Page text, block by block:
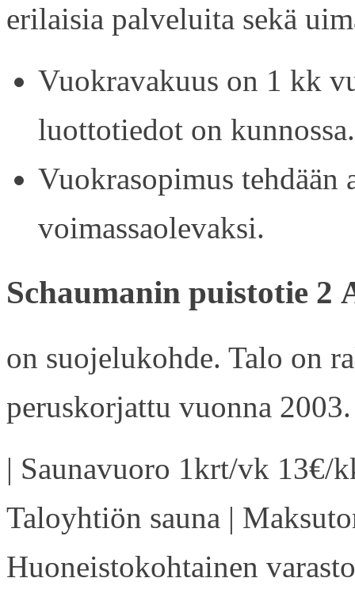
erilaisia palveluita sekä
Vuokravakuus on 1 kk
luottotiedot on kunnossa.
Vuokrasopimus tehdään
voimassaolevaksi.
Schaumanin puistotie 2
on suojelukohde. Talo on
peruskorjattu vuonna 2003.
| Saunavuoro 1krt/vk 13€/
Taloyhtiön sauna |
Huoneistokohtainen